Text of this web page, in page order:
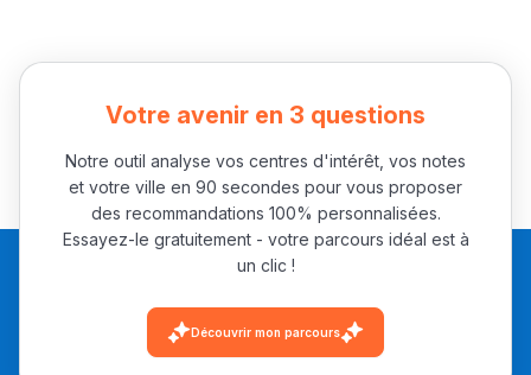
Votre avenir en 3 questions
Notre outil analyse vos centres d'intérêt, vos notes
et votre ville en 90 secondes pour vous proposer
des recommandations 100% personnalisées.
Essayez-le gratuitement - votre parcours idéal est à
un clic !
Découvrir mon parcours